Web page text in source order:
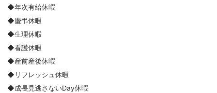
◆年次有給休暇
◆慶弔休暇
◆生理休暇
◆看護休暇
◆産前産後休暇
◆リフレッシュ休暇
◆成長見逃さないDay休暇